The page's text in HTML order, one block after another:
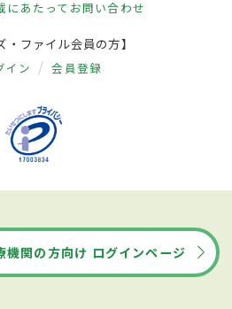
にあたって お問い合わせ
・ファイル会員の方】
イン 会員登録
機関の方向け ログインページ